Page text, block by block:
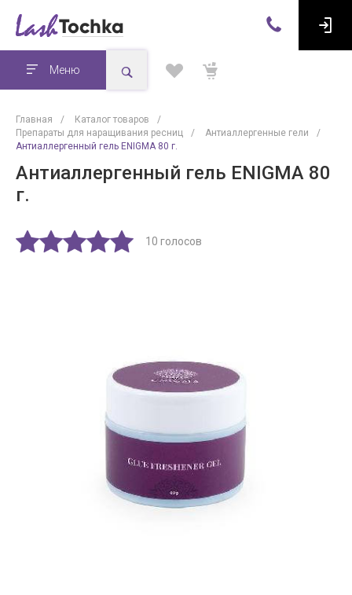
Меню
Главная / Каталог товаров
/
Препараты для наращивания ресниц
/ Антиаллергенные гели
/
Антиаллергенный гель ENIGMA 80 г.
Антиаллергенный гель ENIGMA 80
г.
10 голосов